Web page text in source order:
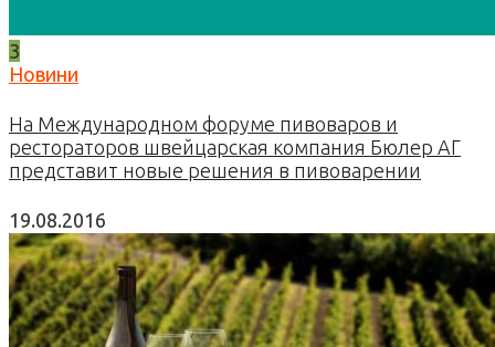
3
Новини
На Международном форуме пивоваров и
рестораторов швейцарская компания Бюлер АГ
представит новые решения в пивоварении
19.08.2016